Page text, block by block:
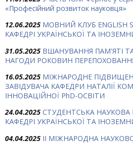
«Професійний розвиток науковця»
12.06.2025 МОВНИЙ КЛУБ ENGLISH
КАФЕДРІ УКРАЇНСЬКОЇ ТА
31.05.2025 ВШАНУВАННЯ ПАМ'ЯТІ
НАГОДИ РОКОВИН ПЕРЕПОХОВАННЯ
16.05.2025 МІЖНАРОДНЕ
ЗАВІДУВАЧА КАФЕДРИ НАТАЛІЇ
ІННОВАЦІЙНОЇ PhD-ОСВІТИ
24.04.2025 СТУДЕНТСЬКА НАУКОВА
КАФЕДРІ УКРАЇНСЬКОЇ ТА
04.04.2025 ІІ МІЖНАРОДНА